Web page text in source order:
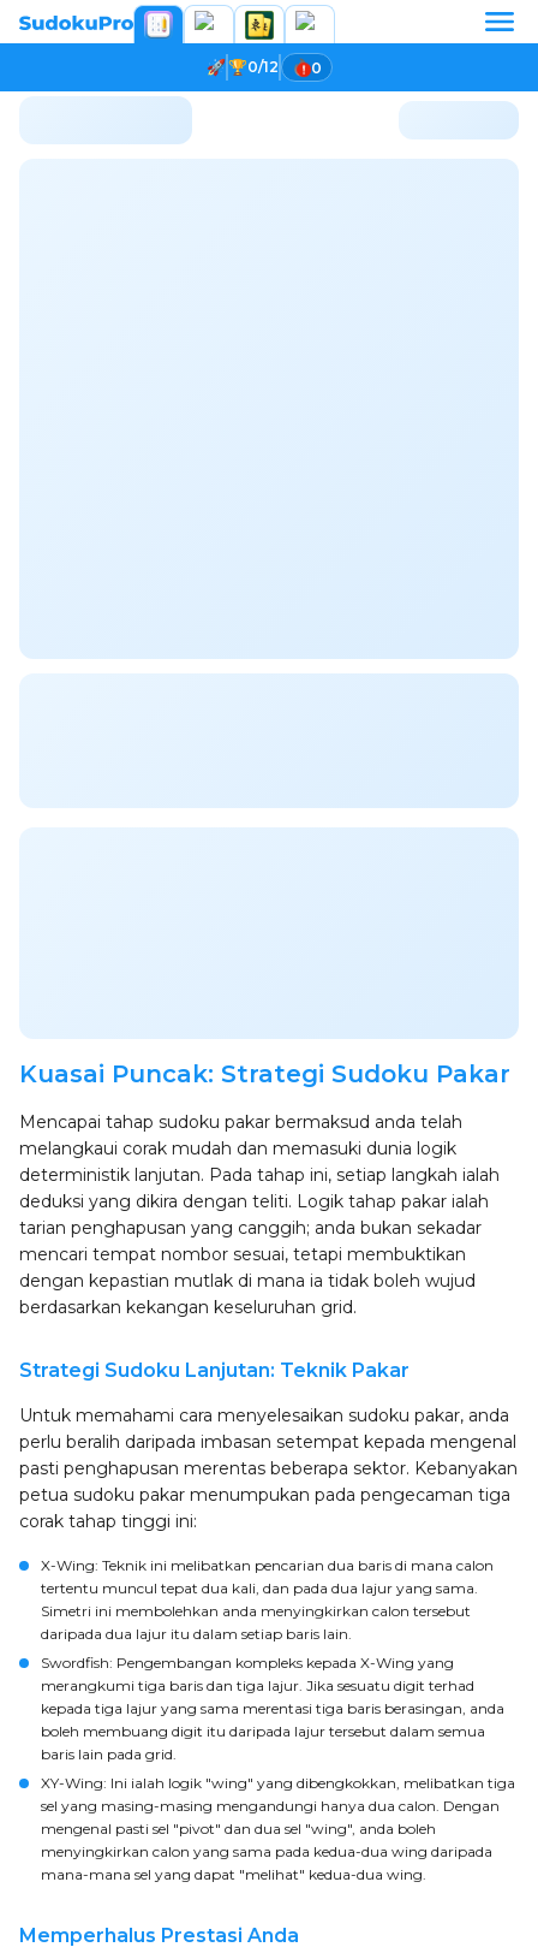
0/12 0
Kuasai Puncak: Strategi Sudoku Pakar
Mencapai tahap sudoku pakar bermaksud anda telah
melangkaui corak mudah dan memasuki dunia logik
deterministik lanjutan. Pada tahap ini, setiap langkah ialah
deduksi yang dikira dengan teliti. Logik tahap pakar ialah
tarian penghapusan yang canggih; anda bukan sekadar
mencari tempat nombor sesuai, tetapi membuktikan
dengan kepastian mutlak di mana ia tidak boleh wujud
berdasarkan kekangan keseluruhan grid.
Strategi Sudoku Lanjutan: Teknik Pakar
Untuk memahami cara menyelesaikan sudoku pakar, anda
perlu beralih daripada imbasan setempat kepada mengenal
pasti penghapusan merentas beberapa sektor. Kebanyakan
petua sudoku pakar menumpukan pada pengecaman tiga
corak tahap tinggi ini:
X-Wing: Teknik ini melibatkan pencarian dua baris di mana calon
tertentu muncul tepat dua kali, dan pada dua lajur yang sama.
Simetri ini membolehkan anda menyingkirkan calon tersebut
daripada dua lajur itu dalam setiap baris lain.
Swordfish: Pengembangan kompleks kepada X-Wing yang
merangkumi tiga baris dan tiga lajur. Jika sesuatu digit terhad
kepada tiga lajur yang sama merentasi tiga baris berasingan, anda
boleh membuang digit itu daripada lajur tersebut dalam semua
baris lain pada grid.
XY-Wing: Ini ialah logik "wing" yang dibengkokkan, melibatkan tiga
sel yang masing-masing mengandungi hanya dua calon. Dengan
mengenal pasti sel "pivot" dan dua sel "wing", anda boleh
menyingkirkan calon yang sama pada kedua-dua wing daripada
mana-mana sel yang dapat "melihat" kedua-dua wing.
Memperhalus Prestasi Anda